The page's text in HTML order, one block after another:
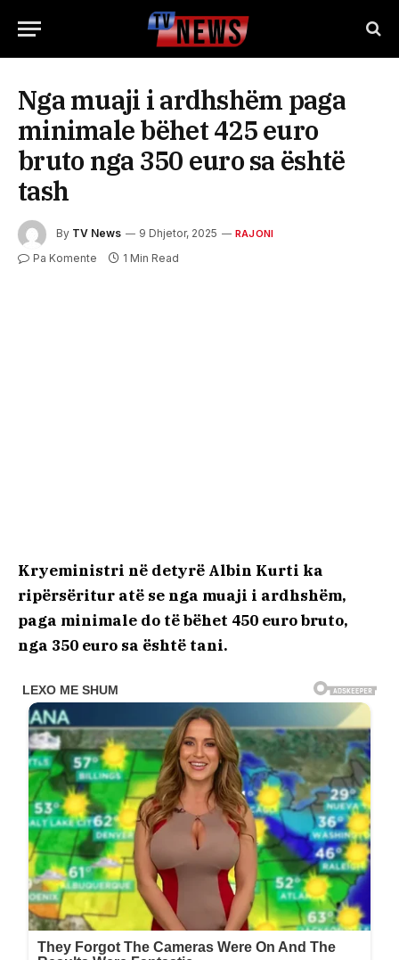
Nga muaji i ardhshëm paga
minimale bëhet 425 euro
bruto nga 350 euro sa është
tash
By TV News 9 Dhjetor, 2025 RAJONI
Pa Komente 1 Min Read
Kryeministri në detyrë Albin Kurti ka
ripërsëritur atë se nga muaji i ardhshëm,
paga minimale do të bëhet 450 euro bruto,
nga 350 euro sa është tani.